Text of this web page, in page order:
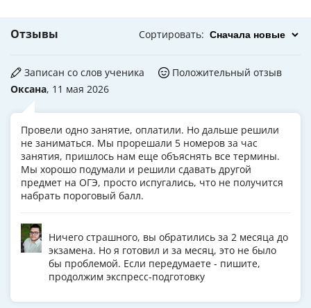
Отзывы Сортировать:
Оксана, 11 мая 2026
Записан со слов ученика Положительный отзыв
Провели одно занятие, оплатили. Но дальше решили
не заниматься. Мы прорешали 5 номеров за час
занятия, пришлось нам еще объяснять все термины.
Мы хорошо подумали и решили сдавать другой
предмет на ОГЭ, просто испугались, что не получится
набрать пороговый балл.
Ничего страшного, вы обратились за 2 месяца до
экзамена. Но я готовил и за месяц, это не было
бы проблемой. Если передумаете - пишите,
продолжим экспресс-подготовку